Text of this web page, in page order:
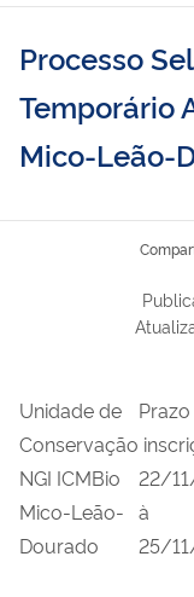
Processo
Temporário
Mico-Leão-
Unidade de
Conservação
NGI ICMBio
Mico-Leão-
Dourado
22/
à
25/